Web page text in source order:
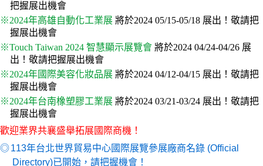
把握展出機會
※2024年高雄自動化工業展 將於2024 05/15-05/18 展出！敬請把
握展出機會
※Touch Taiwan 2024 智慧顯示展覽會 將於2024 04/24-04/26 展
出！敬請把握展出機會
※2024年國際美容化妝品展 將於2024 04/12-04/15 展出！敬請把
握展出機會
※2024年台南橡塑膠工業展 將於2024 03/21-03/24 展出！敬請把
握展出機會
歡迎業界共襄盛舉拓展國際商機！
◎113年台北世界貿易中心國際展覽參展廠商名錄 (Official
Directory)已開始，請把握機會！